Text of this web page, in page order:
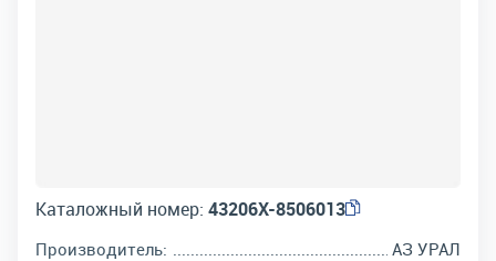
Каталожный номер: 43206Х-8506013
Производитель: АЗ УРАЛ